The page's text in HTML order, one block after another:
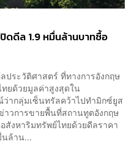
ดีล 1.9 หมื่นล้านบาทซื้อ
ระวัติศาสตร์ ที่ทางการอังกฤษ
ยด้วยมูลค่าสูงสุดใน
ากลุ่มเซ็นทรัลคว้าไปทำมิกซ์ยูส
วการขายพื้นที่สถานทูตอังกฤษ
สังหาริมทรัพย์ไทยด้วยดีลราคา
ล้าน...